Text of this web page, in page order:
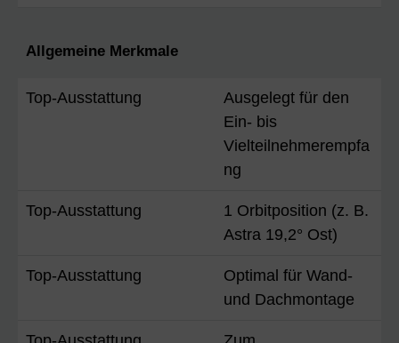
Allgemeine Merkmale
Top-Ausstattung
Ausgelegt für den
Ein- bis
Vielteilnehmerempfa
ng
Top-Ausstattung
1 Orbitposition (z. B.
Astra 19,2° Ost)
Top-Ausstattung
Optimal für Wand-
und Dachmontage